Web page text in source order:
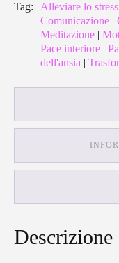
Tag:
Alleviare lo stress
Comunicazione
Meditazione
Pace interiore
dell'ansia
Descrizione